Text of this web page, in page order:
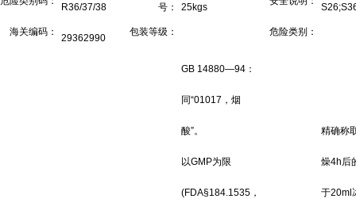
R36/37/38
号：
25kgs
海关编码：
29362990
包装等级： 危险类别：
GB 14880—94：
同“01017，烟
酸”。
以GMP为限
(FDA§184.1535，
精确称
燥4h后
于20ml